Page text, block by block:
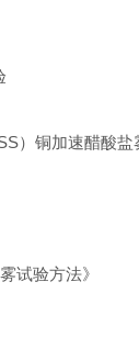
）铜加速醋酸
试验方法》